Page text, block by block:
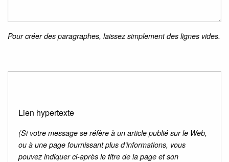
Pour créer des paragraphes, laissez simplement des lignes vides.
Lien hypertexte
(Si votre message se réfère à un article publié sur le Web,
ou à une page fournissant plus d’informations, vous
pouvez indiquer ci-après le titre de la page et son